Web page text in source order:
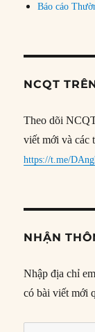
Báo cáo
NCQT
Theo dõi
viết mới và
https://t.me/
NHẬN
Nhập địa chỉ
có bài viết mới